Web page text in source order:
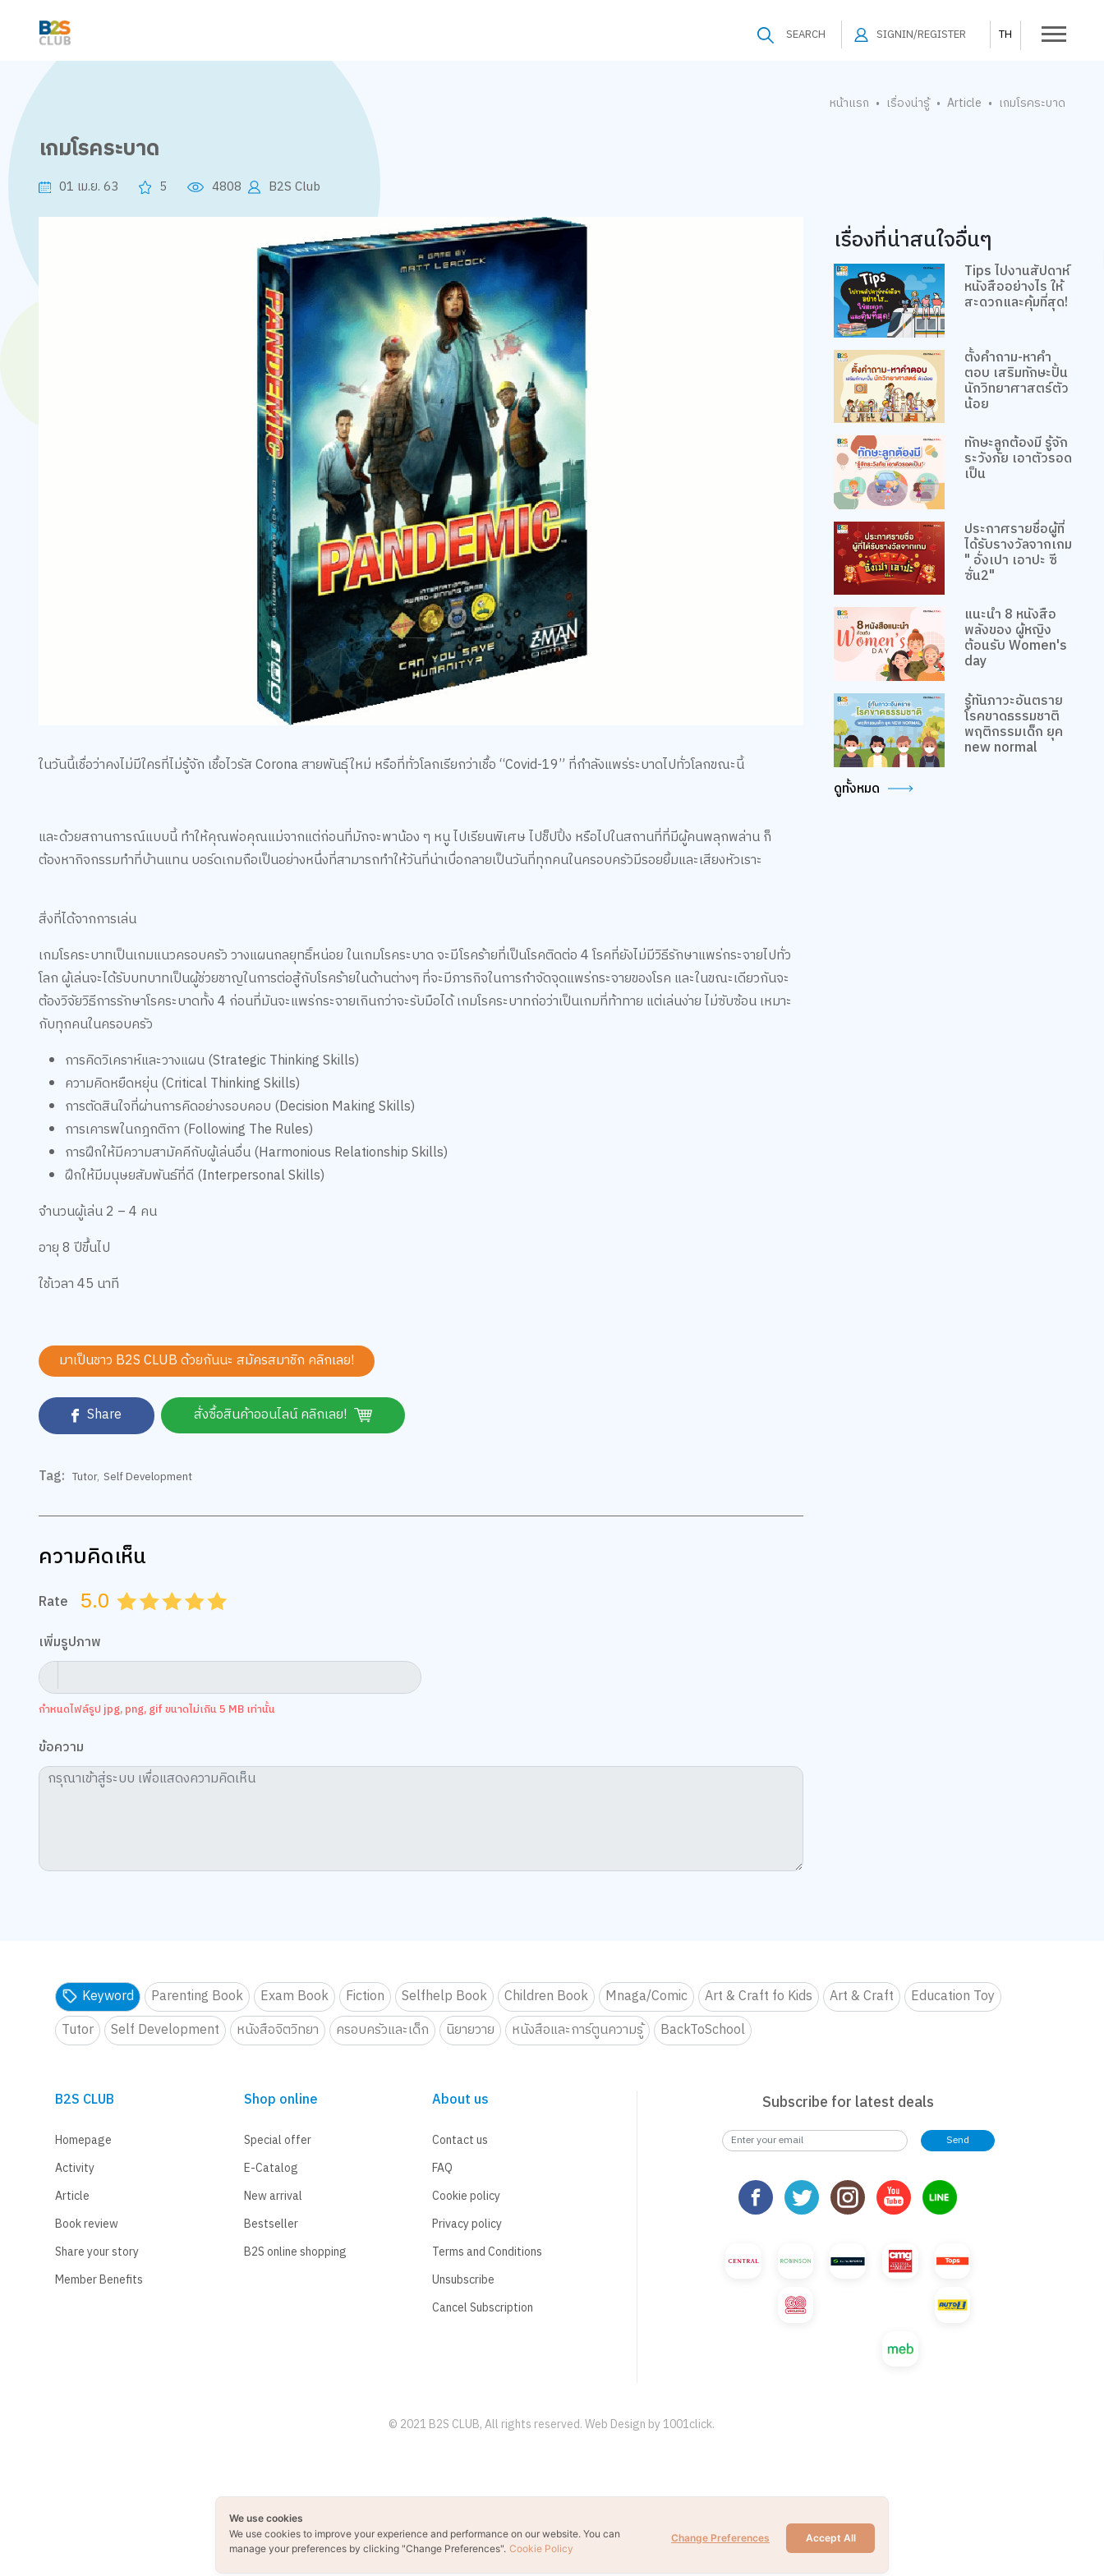
SEARCH SIGNIN/REGISTER TH
หน้าแรก • เรื่องน่ารู้ • Article • เกมโรคระบาด
เกมโรคระบาด
01 เม.ย. 63 5 4808 B2S Club
ในวันนี้เชื่อว่าคงไม่มีใครที่ไม่รู้จัก เชื้อไวรัส Corona สายพันธุ์ใหม่ หรือที่ทั่วโลกเรียกว่าเชื้อ “Covid-19” ที่กำลังแพร่ระบาดไปทั่วโลกขณะนี้
และด้วยสถานการณ์แบบนี้ ทำให้คุณพ่อคุณแม่จากแต่ก่อนที่มักจะพาน้อง ๆ หนู ไปเรียนพิเศษ ไปช็ปปิ้ง หรือไปในสถานที่ที่มีผู้คนพลุกพล่าน ก็
ต้องหากิจกรรมทำที่บ้านแทน บอร์ดเกมถือเป็นอย่างหนึ่งที่สามารถทำให้วันที่น่าเบื่อกลายเป็นวันที่ทุกคนในครอบครัวมีรอยยิ้มและเสียงหัวเราะ
สิ่งที่ได้จากการเล่น
เกมโรคระบาทเป็นเกมแนวครอบครัว วางแผนกลยุทธิ์หน่อย ในเกมโรคระบาด จะมีโรคร้ายที่เป็นโรคติดต่อ 4 โรคที่ยังไม่มีวิธีรักษาแพร่กระจายไปทั่ว
โลก ผู้เล่นจะได้รับบทบาทเป็นผู้ช่วยชาญในการต่อสู้กับโรคร้ายในด้านต่างๆ ที่จะมีภารกิจในการกำจัดจุดแพร่กระจายของโรค และในขณะเดียวกันจะ
ต้องวิจัยวิธีการรักษาโรคระบาดทั้ง 4 ก่อนที่มันจะแพร่กระจายเกินกว่าจะรับมือได้ เกมโรคระบาทถ่อว่าเป็นเกมที่ท้าทาย แต่เล่นง่าย ไม่ซับซ้อน เหมาะ
กับทุกคนในครอบครัว
การคิดวิเคราห์และวางแผน (Strategic Thinking Skills)
ความคิดหยืดหยุ่น (Critical Thinking Skills)
การตัดสินใจที่ผ่านการคิดอย่างรอบคอบ (Decision Making Skills)
การเคารพในกฎกติกา (Following The Rules)
การฝึกให้มีความสามัคคีกับผู้เล่นอื่น (Harmonious Relationship Skills)
ฝึกให้มีมนุษยสัมพันธ์ที่ดี (Interpersonal Skills)
จำนวนผู้เล่น 2 – 4 คน
อายุ 8 ปีขึ้นไป
ใช้เวลา 45 นาที
มาเป็นชาว B2S CLUB ด้วยกันนะ สมัครสมาชิก คลิกเลย!
Share สั่งซื้อสินค้าออนไลน์ คลิกเลย!
Tag: Tutor, Self Development
ความคิดเห็น
Rate 5.0 4.5
4.0
3.5
3.0
2.5
2.0
1.5
1.0
0.5
เพิ่มรูปภาพ
กำหนดไฟล์รูป jpg, png, gif ขนาดไม่เกิน 5 MB เท่านั้น
ข้อความ
เรื่องที่น่าสนใจอื่นๆ
Tips ไปงานสัปดาห์
หนังสืออย่างไร ให้
สะดวกและคุ้มที่สุด!
ตั้งคำถาม-หาคำ
ตอบ เสริมทักษะปั้น
นักวิทยาศาสตร์ตัว
น้อย
ทักษะลูกต้องมี รู้จัก
ระวังภัย เอาตัวรอด
เป็น
ประกาศรายชื่อผู้ที่
ได้รับรางวัลจากเกม
" อั่งเปา เอาปะ ซี
ซั่น2"
แนะนำ 8 หนังสือ
พลังของ ผู้หญิง
ต้อนรับ Women's
day
รู้ทันภาวะอันตราย
โรคขาดธรรมชาติ
พฤติกรรมเด็ก ยุค
new normal
ดูทั้งหมด
Keyword Parenting Book Exam Book Fiction Selfhelp Book Children Book Mnaga/Comic Art & Craft fo Kids Art & Craft
Education Toy
Tutor
Self Development หนังสือจิตวิทยา ครอบครัวและเด็ก นิยายวาย หนังสือและการ์ตูนความรู้ BackToSchool
B2S CLUB
Homepage
Activity
Article
Book review
Share your story
Member Benefits
Shop online
Special offer
E-Catalog
New arrival
Bestseller
B2S online shopping
About us
Contact us
FAQ
Cookie policy
Privacy policy
Terms and Conditions
Unsubscribe
Cancel Subscription
Subscribe for latest deals
Send
© 2021 B2S CLUB, All rights reserved. Web Design by1001click.
We use cookies
We use cookies to improve your experience and performance on our website. You can
manage your preferences by clicking "Change Preferences". Cookie Policy
Accept All
Change Preferences